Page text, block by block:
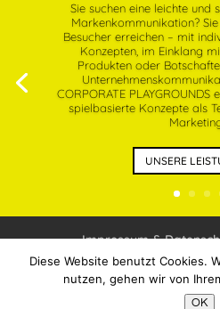
Sie suchen eine leichte und
Markenkommunikation?
Besucher erreichen – mit
Konzepten, im Einklang
Produkten oder
CORPORATE
spielbasierte Konzepte als
UNSERE
Impressum &
CORPORATE-
Diese Website benutzt Cookies.
nutzen, gehen wir von
OK